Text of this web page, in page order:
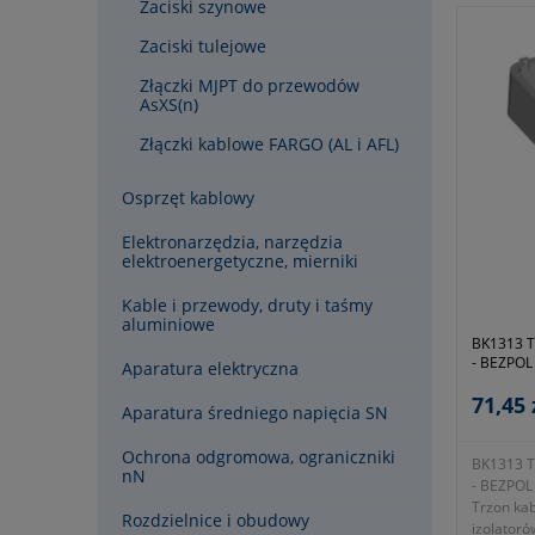
Zaciski szynowe
Zaciski tulejowe
Złączki MJPT do przewodów
AsXS(n)
Złączki kablowe FARGO (AL i AFL)
Osprzęt kablowy
Elektronarzędzia, narzędzia
elektroenergetyczne, mierniki
Kable i przewody, druty i taśmy
aluminiowe
Aparatura elektryczna
Aparatura średniego napięcia SN
Ochrona odgromowa, ograniczniki
nN
Rozdzielnice i obudowy
-
-
-
-
-
- wymiar
- KTM
- okres
BK1313
- BEZPOL
71,45
BK1313
- BEZPOL
Trzon